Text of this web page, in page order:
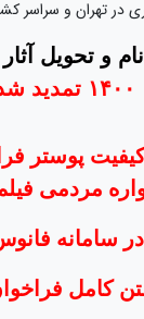
و تحویل آثار
۱۴۰۰ تمدید شد.
پوستر
مردمی
سامانه
کامل